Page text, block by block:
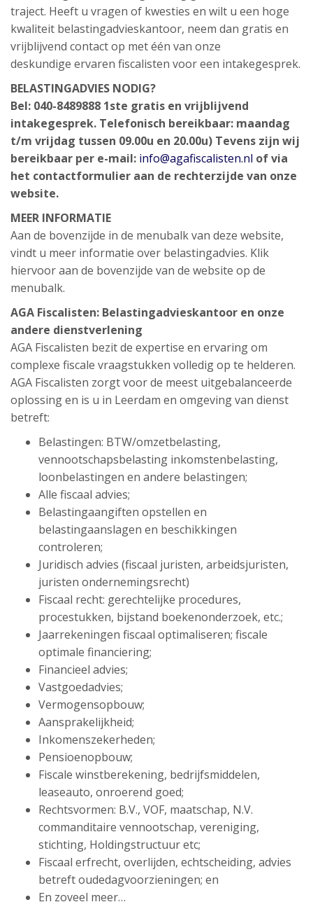
traject. Heeft u vragen of kwesties en wilt u een hoge
kwaliteit belastingadvieskantoor, neem dan gratis en
vrijblijvend contact op met één van onze
deskundige ervaren fiscalisten voor een intakegesprek.
BELASTINGADVIES NODIG?
Bel: 040-8489888 1ste gratis en vrijblijvend
intakegesprek. Telefonisch bereikbaar: maandag
t/m vrijdag tussen 09.00u en 20.00u) Tevens zijn wij
bereikbaar per e-mail: info@agafiscalisten.nl of via
het contactformulier aan de rechterzijde van onze
website.
MEER INFORMATIE
Aan de bovenzijde in de menubalk van deze website,
vindt u meer informatie over belastingadvies. Klik
hiervoor aan de bovenzijde van de website op de
menubalk.
AGA Fiscalisten: Belastingadvieskantoor en onze
andere dienstverlening
AGA Fiscalisten bezit de expertise en ervaring om
complexe fiscale vraagstukken volledig op te helderen.
AGA Fiscalisten zorgt voor de meest uitgebalanceerde
oplossing en is u in Leerdam en omgeving van dienst
betreft:
Belastingen: BTW/omzetbelasting,
vennootschapsbelasting inkomstenbelasting,
loonbelastingen en andere belastingen;
Alle fiscaal advies;
Belastingaangiften opstellen en
belastingaanslagen en beschikkingen
controleren;
Juridisch advies (fiscaal juristen, arbeidsjuristen,
juristen ondernemingsrecht)
Fiscaal recht: gerechtelijke procedures,
procestukken, bijstand boekenonderzoek, etc.;
Jaarrekeningen fiscaal optimaliseren; fiscale
optimale financiering;
Financieel advies;
Vastgoedadvies;
Vermogensopbouw;
Aansprakelijkheid;
Inkomenszekerheden;
Pensioenopbouw;
Fiscale winstberekening, bedrijfsmiddelen,
leaseauto, onroerend goed;
Rechtsvormen: B.V., VOF, maatschap, N.V.
commanditaire vennootschap, vereniging,
stichting, Holdingstructuur etc;
Fiscaal erfrecht, overlijden, echtscheiding, advies
betreft oudedagvoorzieningen; en
En zoveel meer…